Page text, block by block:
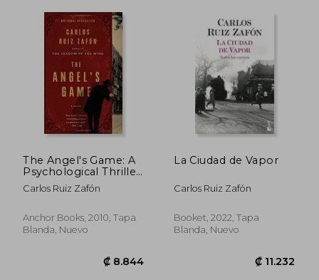
₡ 36.933
The Angel's Game: A
Psychological Thriller
(en Inglés)
Carlos Ruiz Zafón
Anchor Books, 2010, Tapa
Blanda, Nuevo
La Ciudad de Vapor
Carlos Ruiz Zafón
Booket, 2022, Tapa
Blanda, Nuevo